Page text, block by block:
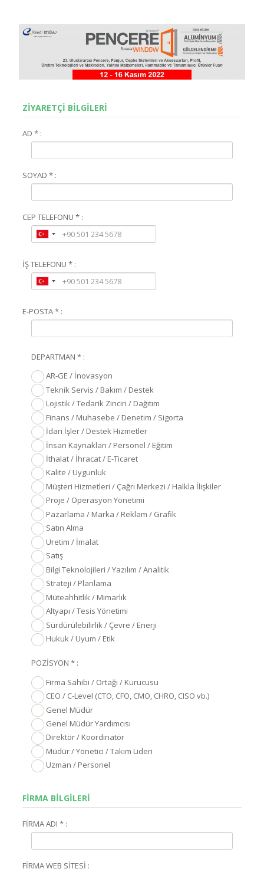
ZİYARETÇİ BİLGİLERİ
AD * :
SOYAD * :
CEP TELEFONU * :
İŞ TELEFONU * :
E-POSTA * :
DEPARTMAN * :
AR-GE / İnovasyon
Teknik Servis / Bakım / Destek
Lojistik / Tedarik Zinciri / Dağıtım
Finans / Muhasebe / Denetim / Sigorta
İdari İşler / Destek Hizmetler
İnsan Kaynakları / Personel / Eğitim
İthalat / İhracat / E-Ticaret
Kalite / Uygunluk
Müşteri Hizmetleri / Çağrı Merkezi / Halkla İlişkiler
Proje / Operasyon Yönetimi
Pazarlama / Marka / Reklam / Grafik
Satın Alma
Üretim / İmalat
Satış
Bilgi Teknolojileri / Yazılım / Analitik
Strateji / Planlama
Müteahhitlik / Mimarlık
Altyapı / Tesis Yönetimi
Sürdürülebilirlik / Çevre / Enerji
Hukuk / Uyum / Etik
POZİSYON * :
Firma Sahibi / Ortağı / Kurucusu
CEO / C-Level (CTO, CFO, CMO, CHRO, CISO vb.)
Genel Müdür
Genel Müdür Yardımcısı
Direktör / Koordinatör
Müdür / Yönetici / Takım Lideri
Uzman / Personel
FİRMA BİLGİLERİ
FİRMA ADI * :
FİRMA WEB SİTESİ :